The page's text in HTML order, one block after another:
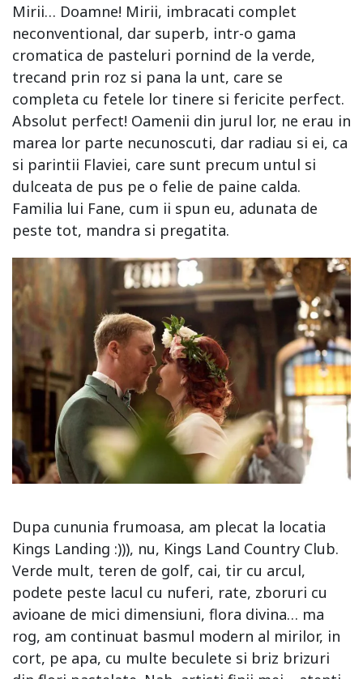
Mirii… Doamne! Mirii, imbracati complet
neconventional, dar superb, intr-o gama
cromatica de pasteluri pornind de la verde,
trecand prin roz si pana la unt, care se
completa cu fetele lor tinere si fericite perfect.
Absolut perfect! Oamenii din jurul lor, ne erau in
marea lor parte necunoscuti, dar radiau si ei, ca
si parintii Flaviei, care sunt precum untul si
dulceata de pus pe o felie de paine calda.
Familia lui Fane, cum ii spun eu, adunata de
peste tot, mandra si pregatita.
Dupa cununia frumoasa, am plecat la locatia
Kings Landing :))), nu, Kings Land Country Club.
Verde mult, teren de golf, cai, tir cu arcul,
podete peste lacul cu nuferi, rate, zboruri cu
avioane de mici dimensiuni, flora divina… ma
rog, am continuat basmul modern al mirilor, in
cort, pe apa, cu multe beculete si briz brizuri